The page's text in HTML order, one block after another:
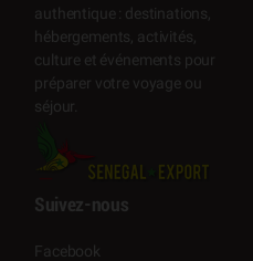
authentique : destinations,
hébergements, activités,
culture et événements pour
préparer votre voyage ou
séjour.
Suivez-nous
Facebook